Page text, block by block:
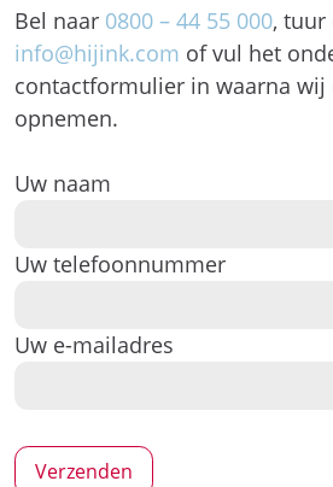
Bel naar 0800 – 44 55 000, tuur
info@hijink.com of vul het
contactformulier in waarna wij
opnemen.
Uw naam
Uw telefoonnummer
Uw e-mailadres